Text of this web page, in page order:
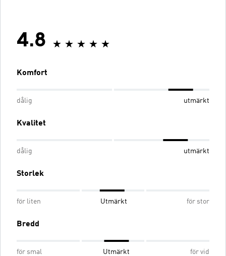
4.8
Komfort
dålig utmärkt
Kvalitet
dålig utmärkt
Storlek
för liten Utmärkt för stor
Bredd
för smal Utmärkt för vid